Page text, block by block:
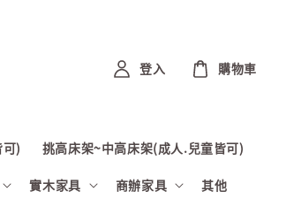
) 挑高床架~中高床架(成人.兒童皆可)
實木家具 商辦家具 其他
登入 購物車